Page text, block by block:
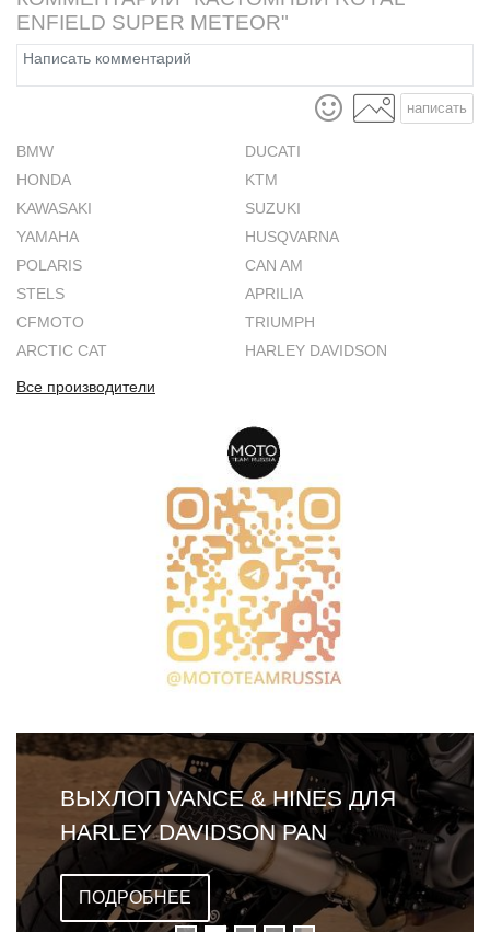
ENFIELD SUPER METEOR"
написать
BMW
DUCATI
HONDA
KTM
KAWASAKI
SUZUKI
YAMAHA
HUSQVARNA
POLARIS
CAN AM
STELS
APRILIA
CFMOTO
TRIUMPH
ARCTIC CAT
HARLEY DAVIDSON
Все производители
ВЫХЛОП VANCE & HINES ДЛЯ
HARLEY DAVIDSON PAN
AMERICA
ПОДРОБНЕЕ